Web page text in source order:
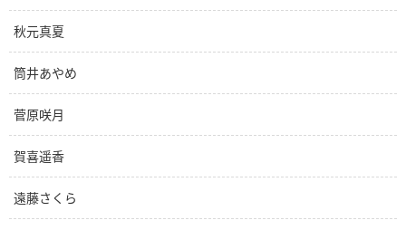
秋元真夏
筒井あやめ
菅原咲月
賀喜遥香
遠藤さくら